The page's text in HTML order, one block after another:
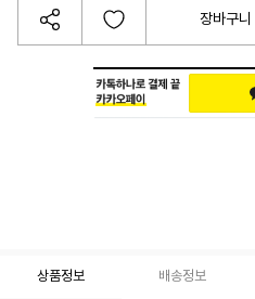
장바구니
상품정보 배송정보